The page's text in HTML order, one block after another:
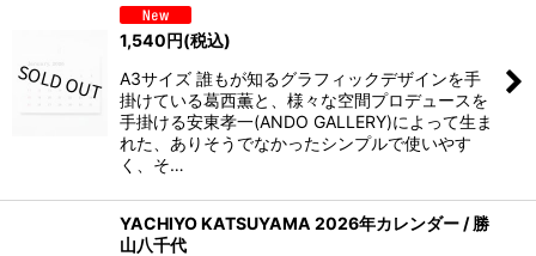
1,540円(税込)
A3サイズ 誰もが知るグラフィックデザインを手
掛けている葛西薫と、様々な空間プロデュースを
手掛ける安東孝一(ANDO GALLERY)によって生ま
れた、ありそうでなかったシンプルで使いやす
く、そ…
YACHIYO KATSUYAMA 2026年カレンダー / 勝
山八千代